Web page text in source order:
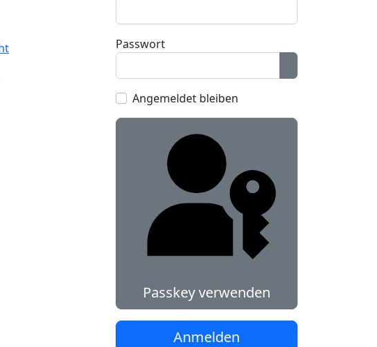
Passwort
Passwort
Angemeldet bleiben
Passkey verwenden
Anmelden